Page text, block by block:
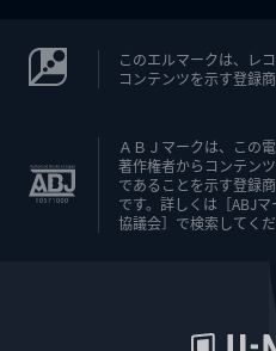
このエルマークは、レ
コンテンツを示す登録
ＡＢＪマークは、この
著作権者からコンテン
であることを示す登録
です。詳しくは［ABJ
協議会］で検索してくだ